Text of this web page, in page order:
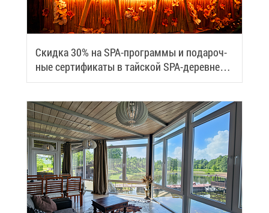
Скид­ка 30% на SPA-про­грам­мы и по­да­роч­
ные сер­ти­фи­ка­ты в тай­ской SPA-де­ревне
Samui